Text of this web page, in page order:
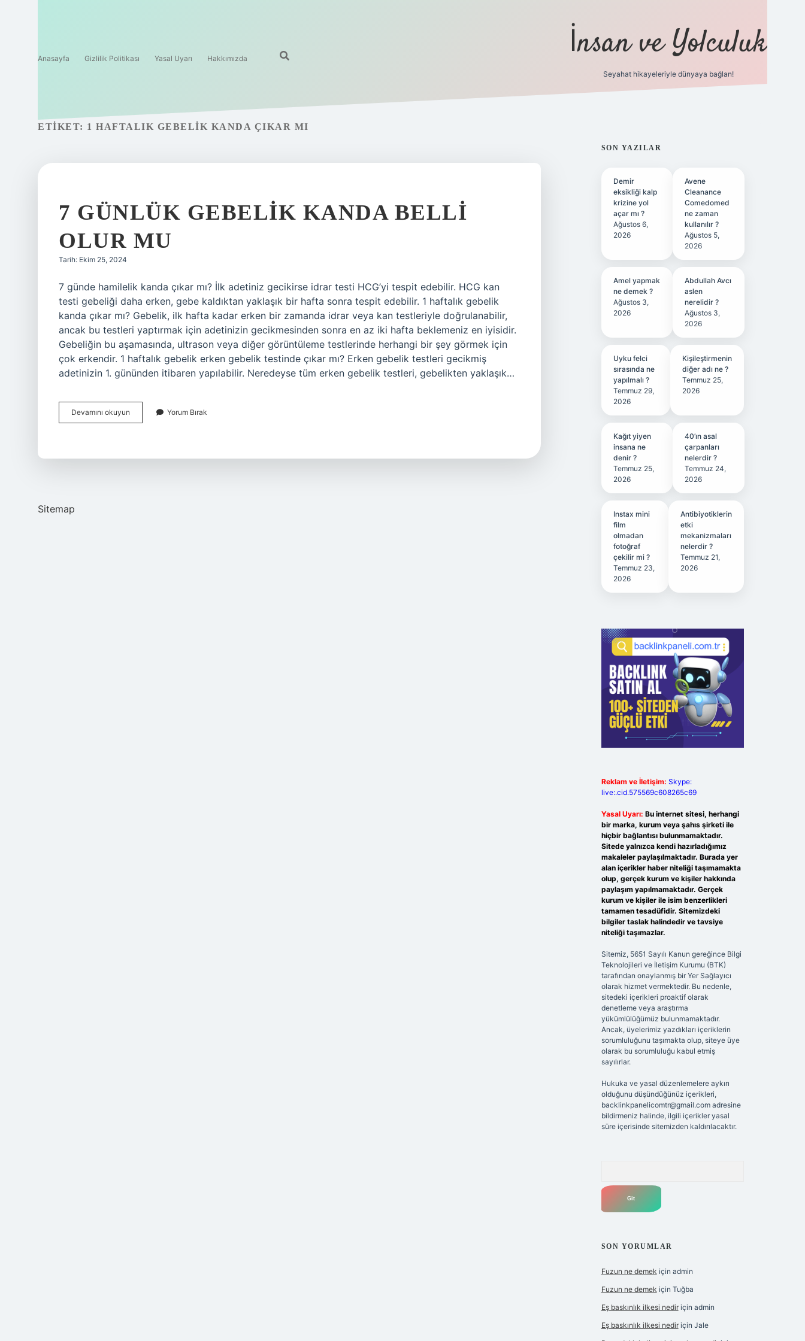
Anasayfa Gizlilik Politikası Yasal Uyarı Hakkımızda İnsan ve Yolculuk
Seyahat hikayeleriyle dünyaya bağlan!
ETIKET: 1 HAFTALIK GEBELIK KANDA ÇIKAR MI
7 GÜNLÜK GEBELIK KANDA BELLI
OLUR MU
Tarih: Ekim 25, 2024
7 günde hamilelik kanda çıkar mı? İlk adetiniz gecikirse idrar testi HCG’yi tespit edebilir. HCG kan
testi gebeliği daha erken, gebe kaldıktan yaklaşık bir hafta sonra tespit edebilir. 1 haftalık gebelik
kanda çıkar mı? Gebelik, ilk hafta kadar erken bir zamanda idrar veya kan testleriyle doğrulanabilir,
ancak bu testleri yaptırmak için adetinizin gecikmesinden sonra en az iki hafta beklemeniz en iyisidir.
Gebeliğin bu aşamasında, ultrason veya diğer görüntüleme testlerinde herhangi bir şey görmek için
çok erkendir. 1 haftalık gebelik erken gebelik testinde çıkar mı? Erken gebelik testleri gecikmiş
adetinizin 1. gününden itibaren yapılabilir. Neredeyse tüm erken gebelik testleri, gebelikten yaklaşık…
Devamını okuyun
Günlük
Yorum Bırak
Sitemap
SIDEBAR
SON YAZILAR
Demir
eksikliği kalp
krizine yol
açar mı ?
Ağustos 6,
2026
Avene
Cleanance
Comedomed
ne zaman
kullanılır ?
Ağustos 5,
2026
Amel yapmak
ne demek ?
Ağustos 3,
2026
Abdullah Avcı
aslen
nerelidir ?
Ağustos 3,
2026
Uyku felci
sırasında ne
yapılmalı ?
Temmuz 29,
2026
Kişileştirmenin
diğer adı ne ?
Temmuz 25,
2026
Kağıt yiyen
insana ne
denir ?
Temmuz 25,
2026
40’ın asal
çarpanları
nelerdir ?
Temmuz 24,
2026
Instax mini
film
olmadan
fotoğraf
çekilir mi ?
Temmuz 23,
2026
Antibiyotiklerin
etki
mekanizmaları
nelerdir ?
Temmuz 21,
2026
Reklam ve İletişim: Skype:
live:.cid.575569c608265c69
Yasal Uyarı: Bu internet sitesi, herhangi
bir marka, kurum veya şahıs şirketi ile
hiçbir bağlantısı bulunmamaktadır.
Sitede yalnızca kendi hazırladığımız
makaleler paylaşılmaktadır. Burada yer
alan içerikler haber niteliği taşımamakta
olup, gerçek kurum ve kişiler hakkında
paylaşım yapılmamaktadır. Gerçek
kurum ve kişiler ile isim benzerlikleri
tamamen tesadüfidir. Sitemizdeki
bilgiler taslak halindedir ve tavsiye
niteliği taşımazlar.
Sitemiz, 5651 Sayılı Kanun gereğince Bilgi
Teknolojileri ve İletişim Kurumu (BTK)
tarafından onaylanmış bir Yer Sağlayıcı
olarak hizmet vermektedir. Bu nedenle,
sitedeki içerikleri proaktif olarak
denetleme veya araştırma
yükümlülüğümüz bulunmamaktadır.
Ancak, üyelerimiz yazdıkları içeriklerin
sorumluluğunu taşımakta olup, siteye üye
olarak bu sorumluluğu kabul etmiş
sayılırlar.
Hukuka ve yasal düzenlemelere aykırı
olduğunu düşündüğünüz içerikleri,
backlinkpanelicomtr@gmail.comadresine
bildirmeniz halinde, ilgili içerikler yasal
süre içerisinde sitemizden kaldırılacaktır.
SON YORUMLAR
Fuzun ne demek için admin
Fuzun ne demek için Tuğba
Eş baskınlık ilkesi nediriçin admin
Eş baskınlık ilkesi nediriçin Jale